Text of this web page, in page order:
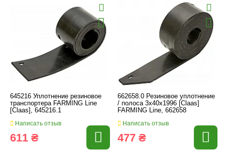
645216 Уплотнение резиновое
транспортера FARMING Line
[Claas], 645216.1
Написать отзыв
611 ₴
662658.0 Резиновое уплотнение
/ полоса 3x40x1996 [Claas]
FARMING Line, 662658
Написать отзыв
477 ₴